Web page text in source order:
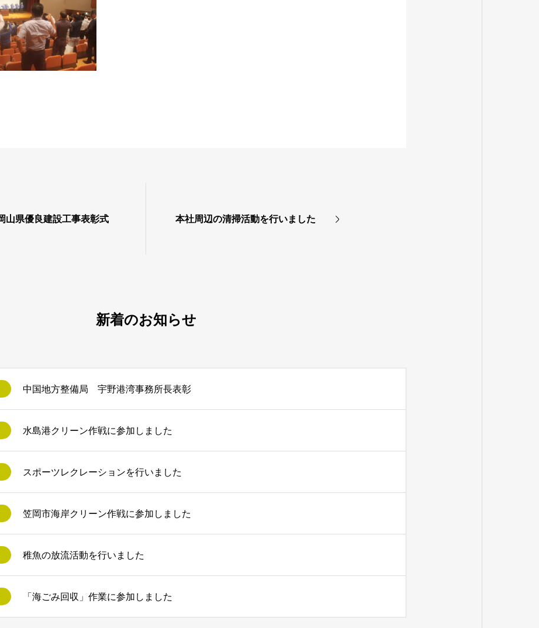
県優良建設工事表彰式 本社周辺の清掃活動を行いました
新着のお知らせ
中国地方整備局 宇野港湾事務所長表彰
水島港クリーン作戦に参加しました
スポーツレクレーションを行いました
笠岡市海岸クリーン作戦に参加しました
稚魚の放流活動を行いました
「海ごみ回収」作業に参加しました